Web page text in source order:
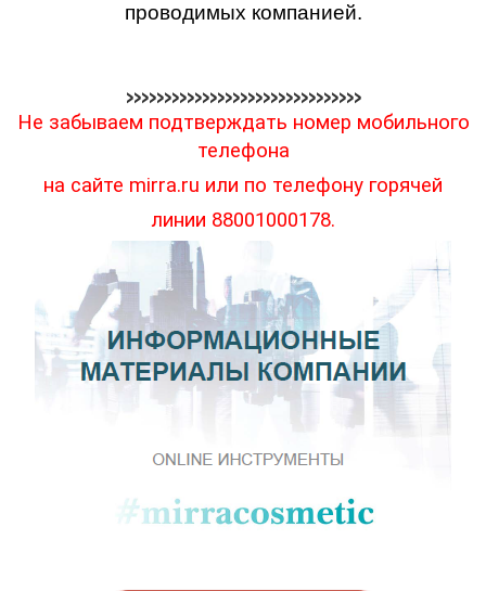
проводимых компанией.
>>>>>>>>>>>>>>>>>>>>>>>>>>>>>>>
Не забываем подтверждать номер мобильного
телефона
на сайте mirra.ru или по телефону горячей
линии 88001000178.